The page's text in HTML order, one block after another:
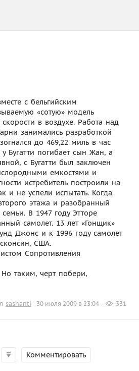
с бельгийским
«сотую» модель
в воздухе. Работа над
занимались разработкой
до 469,22 миль в час
Бугатти погибает сын Жан, а
с Бугатти был заключен
емкостями и
истребитель построили на
и не успели испытать. Когда
этажа и разобранный
В 1947 году Этторе
самолет. 13 лет «Гонщик»
Джонс и к 1996 году самолет
США.
Сопротивления
таким, черт побери,
sashanti 30 июля 2009 в 23:04 331
Комментировать